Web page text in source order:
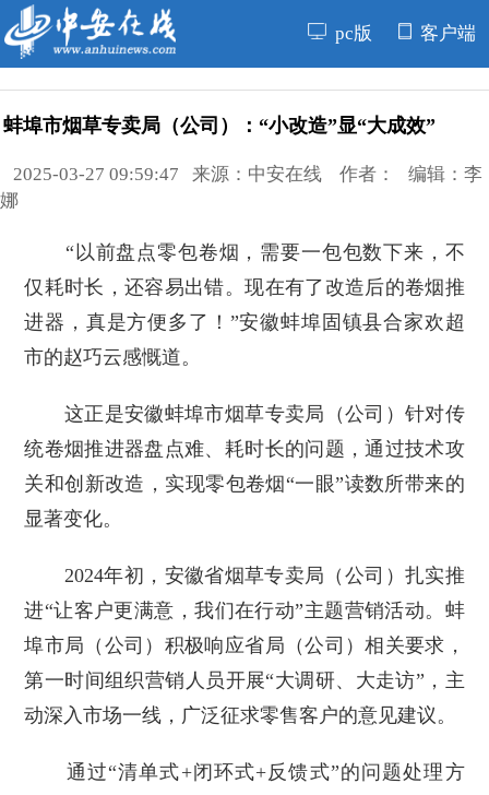
pc版 客户端
蚌埠市烟草专卖局（公司）：“小改造”显“大成效”
2025-03-27 09:59:47 来源：中安在线 作者： 编辑：李
娜
“以前盘点零包卷烟，需要一包包数下来，不
仅耗时长，还容易出错。现在有了改造后的卷烟推
进器，真是方便多了！”安徽蚌埠固镇县合家欢超
市的赵巧云感慨道。
这正是安徽蚌埠市烟草专卖局（公司）针对传
统卷烟推进器盘点难、耗时长的问题，通过技术攻
关和创新改造，实现零包卷烟“一眼”读数所带来的
显著变化。
2024年初，安徽省烟草专卖局（公司）扎实推
进“让客户更满意，我们在行动”主题营销活动。蚌
埠市局（公司）积极响应省局（公司）相关要求，
第一时间组织营销人员开展“大调研、大走访”，主
动深入市场一线，广泛征求零售客户的意见建议。
通过“清单式+闭环式+反馈式”的问题处理方